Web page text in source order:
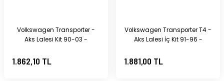
Volkswagen Transporter -
Aks Lalesi Kit 90-03 -
1.862,10 TL
Volkswagen Transporter T4 -
Aks Lalesi İç Kit 91-96 -
1.881,00 TL